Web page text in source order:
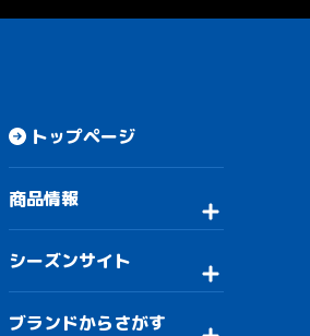
トップページ
商品情報
シーズンサイト
ブランドからさがす